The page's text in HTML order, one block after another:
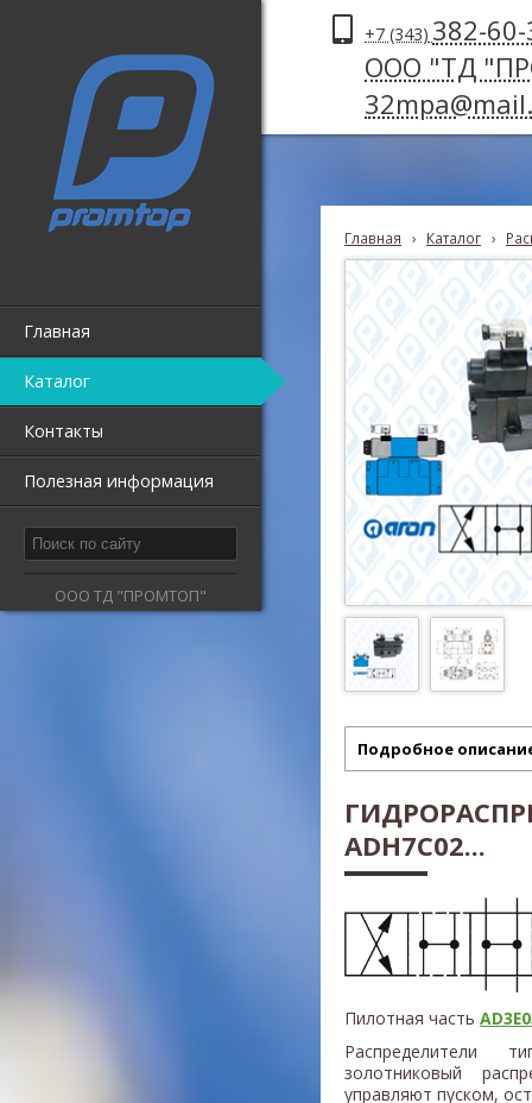
Главная
Каталог
Контакты
Полезная информация
ООО ТД "ПРОМТОП"
+7 (343) 382-
ООО "ТД
Главная › Каталог ›
Подробное
ADH7C02...
Пилотная часть
Распределители
золотниковый
управляют пуском,